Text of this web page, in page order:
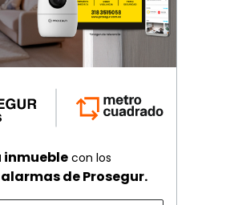
inmueblecon los
alarmas de Prosegur.